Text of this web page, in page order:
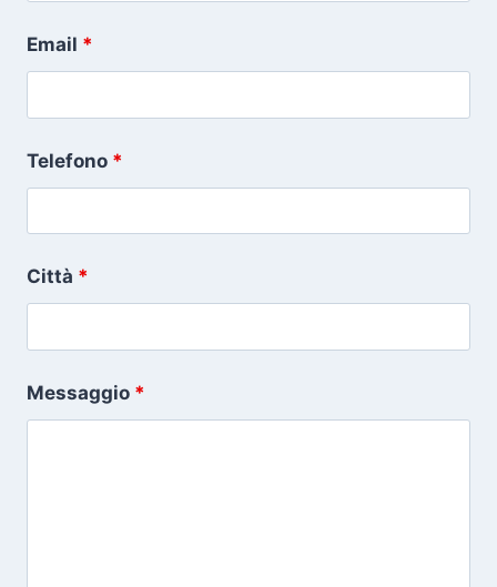
Email *
Telefono *
Città *
Messaggio *